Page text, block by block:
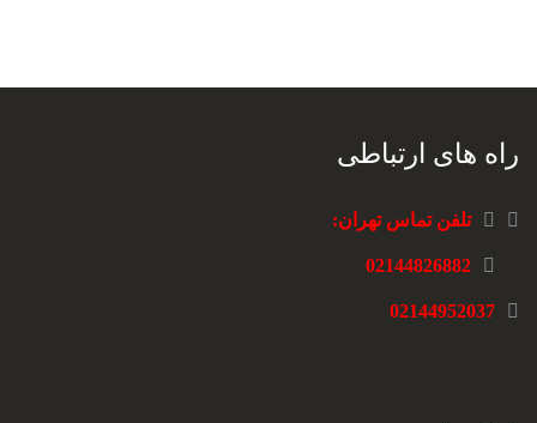
راه های ارتباطی
تلفن تماس تهران:
02144826882
02144952037